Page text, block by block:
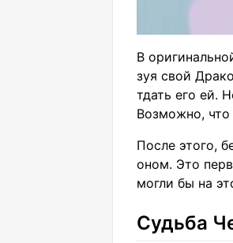
В
зуя свой
тдать его ей.
Возможно, что
После этого,
оном. Это
могли бы на
Судьба